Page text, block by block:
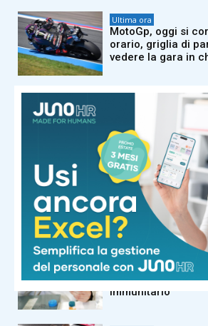
Ultima ora
MotoGp, oggi si
orario, griglia di
vedere la gara in
Poche calorie e
‘scoperta’ sulla
“Non buttatela”
Ultima ora
Caldo africano,
oggi e domani 19
Ultima ora
Melanoma, alcune
riescono a
immunitario